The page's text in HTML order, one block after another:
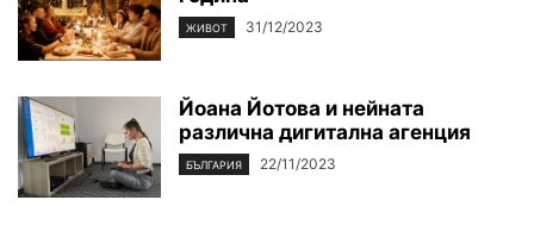
ЖИВОТ 31/12/2023
Йоана Йотова и нейната
различна дигитална агенция
БЪЛГАРИЯ 22/11/2023